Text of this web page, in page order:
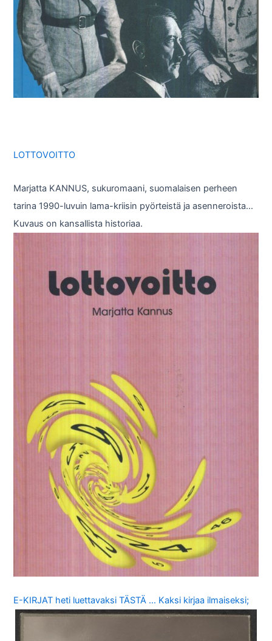
LOTTOVOITTO
Marjatta KANNUS, sukuromaani, suomalaisen perheen
tarina 1990-luvuin lama-kriisin pyörteistä ja asenneroista…
Kuvaus on kansallista historiaa.
E-KIRJAT heti luettavaksi TÄSTÄ … Kaksi kirjaa ilmaiseksi;